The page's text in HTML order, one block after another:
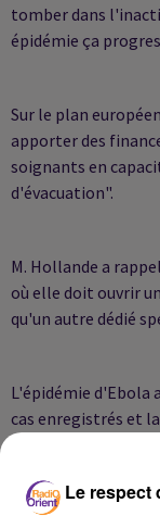
tomber dans
épidémie ça
Sur le plan
apporter des
soignants en
d'évacuation".
M. Hollande a
où elle doit ouvrir
qu'un autre dédié
L'épidémie d'Ebola
cas enregistrés et
l'Organisation
Le respect